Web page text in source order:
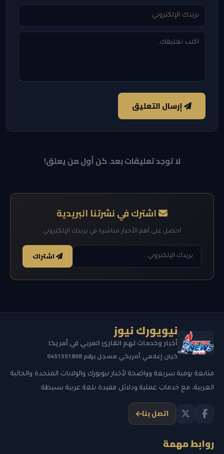
إرسال التعليق
لا توجد تعليقات بعد. كن أول من يعلق!
اشترك في نشرتنا البريدية
احصل على أهم الأخبار مباشرة في بريدك الإلكتروني
اشتراك
نيويورك نيوز
أخبار وخدمات تهم القارئ العربي في أمريكا
كيان إعلامي أمريكي مسجل برقم 0451351808
متابعة يومية سريعة وواضحة لأخبار نيويورك والولايات المتحدة والجالية
العربية، مع خدمات عملية ودلائل مفيدة بلغة عربية بسيطة.
اتصل بنا
روابط مهمة